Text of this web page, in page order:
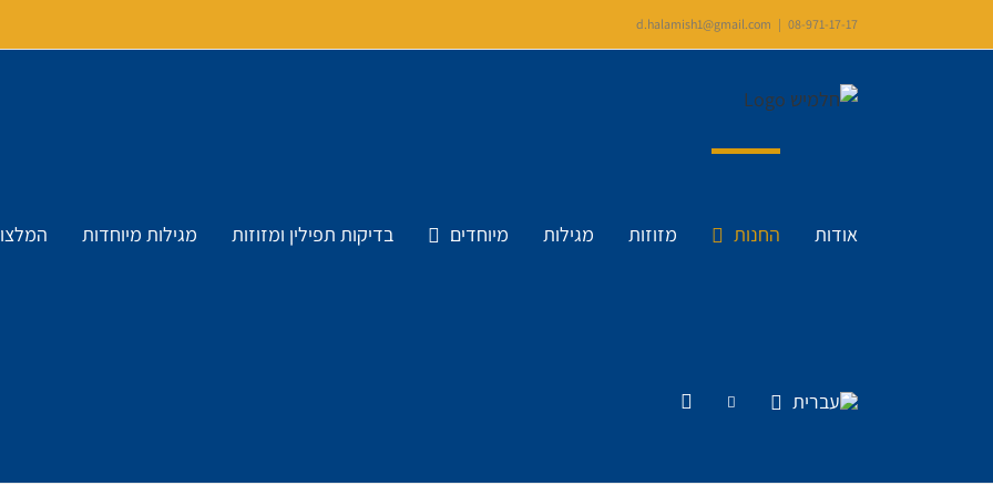
to
08-971-17-17
|
d.halamish1@gmail.com
אודות החנות מזוזות מגילות מיוחדים בדיקות תפילין ומזוזות מגילות מיוחדות